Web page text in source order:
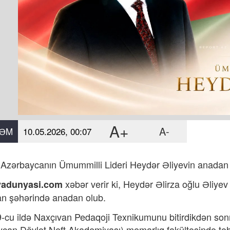
10.05.2026, 00:07 A+ A-
Ümummilli Lideri Heydər Əliyevin anadan
xəbər verir ki, Heydər Əlirza oğlu Əliyev
şəhərində anadan olub.
cu ildə Naxçıvan Pedaqoji Texnikumunu bitirdikdən